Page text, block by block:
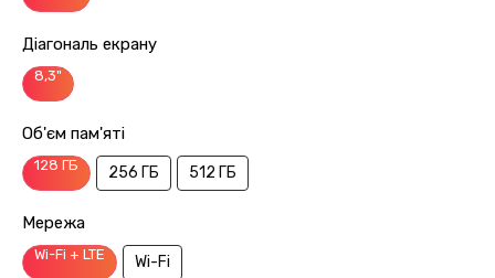
Діагональ екрану
8,3"
Об'єм пам'яті
128 ГБ 256 ГБ 512 ГБ
Мережа
Wi-Fi + LTE Wi-Fi